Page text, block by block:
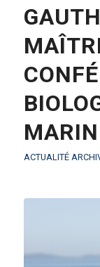
ACTUALITÉ